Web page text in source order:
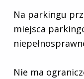
Na parkingu
miejsca
Nie ma